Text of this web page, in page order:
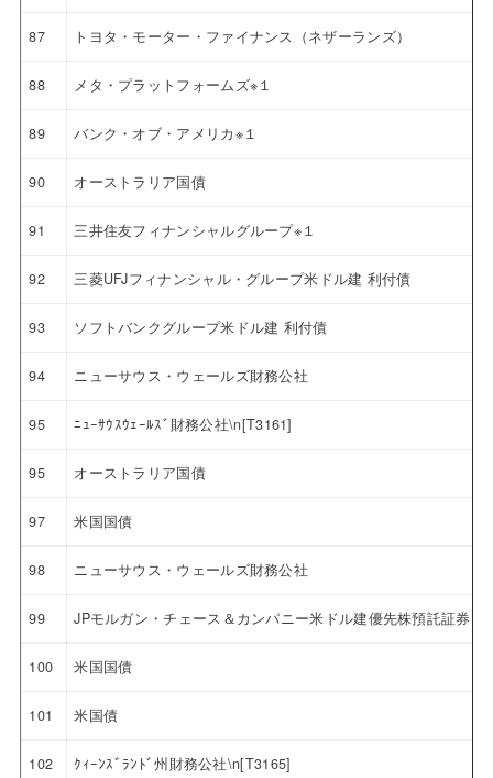
87 トヨタ・モーター・ファイナンス（ネザーランズ）
88 メタ・プラットフォームズ※１
89 バンク・オブ・アメリカ※１
90 オーストラリア国債
91 三井住友フィナンシャルグループ※１
92 三菱UFJフィナンシャル・グループ米ドル建 利付債
93 ソフトバンクグループ米ドル建 利付債
94 ニューサウス・ウェールズ財務公社
95 ﾆｭｰｻｳｽｳｪｰﾙｽﾞ財務公社\n[T3161]
95 オーストラリア国債
97 米国国債
98 ニューサウス・ウェールズ財務公社
99 JPモルガン・チェース＆カンパニー米ドル建優先株預託証券
100 米国国債
101 米国債
102 ｸｨｰﾝｽﾞﾗﾝﾄﾞ州財務公社\n[T3165]